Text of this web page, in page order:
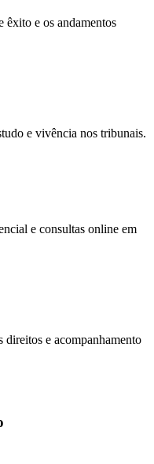
êxito e os andamentos
e vivência nos tribunais.
e consultas online em
direitos e acompanhamento